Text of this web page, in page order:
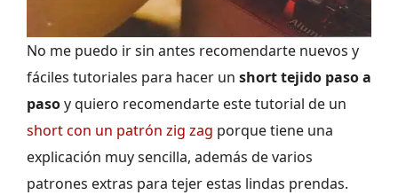
No me puedo ir sin antes recomendarte nuevos y
fáciles tutoriales para hacer un short tejido paso a
pasoy quiero recomendarte este tutorial de un
short con un patrón zig zag porque tiene una
explicación muy sencilla, además de varios
patrones extras para tejer estas lindas prendas.